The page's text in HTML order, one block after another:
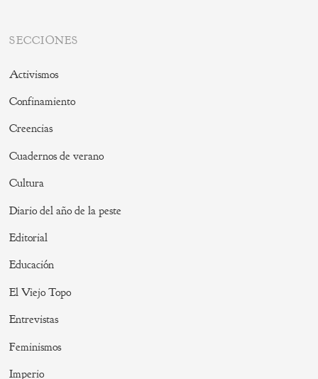
SECCIONES
Activismos
Confinamiento
Creencias
Cuadernos de verano
Cultura
Diario del año de la peste
Editorial
Educación
El Viejo Topo
Entrevistas
Feminismos
Imperio